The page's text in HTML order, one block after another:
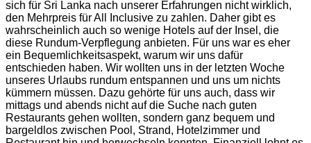
sich für Sri Lanka nach unserer Erfahrungen nicht wirklich,
den Mehrpreis für All Inclusive zu zahlen. Daher gibt es
wahrscheinlich auch so wenige Hotels auf der Insel, die
diese Rundum-Verpflegung anbieten. Für uns war es eher
ein Bequemlichkeitsaspekt, warum wir uns dafür
entschieden haben. Wir wollten uns in der letzten Woche
unseres Urlaubs rundum entspannen und uns um nichts
kümmern müssen. Dazu gehörte für uns auch, dass wir
mittags und abends nicht auf die Suche nach guten
Restaurants gehen wollten, sondern ganz bequem und
bargeldlos zwischen Pool, Strand, Hotelzimmer und